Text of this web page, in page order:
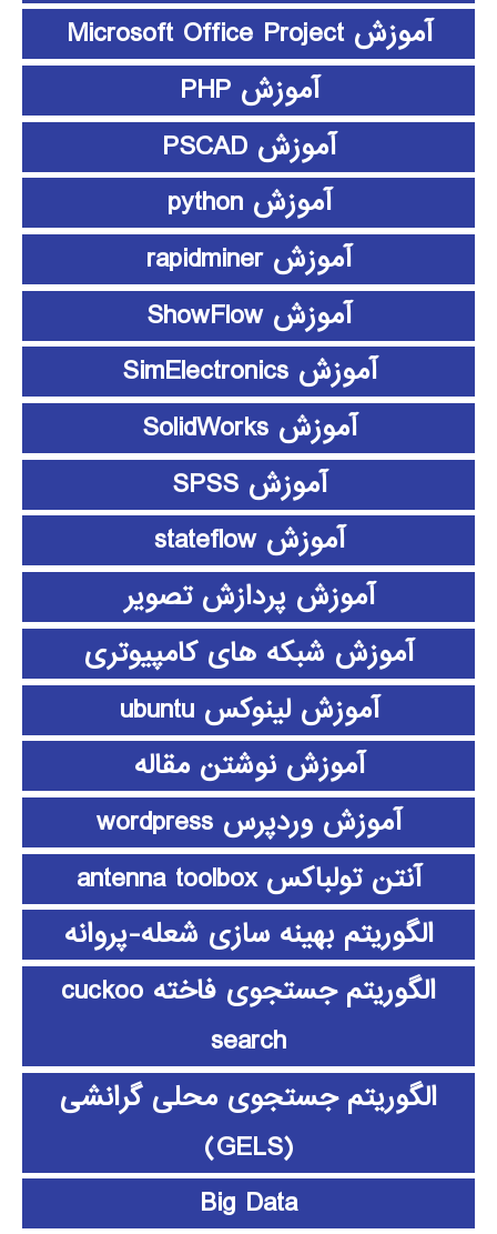
آموزش Microsoft Office Project
آموزش PHP
آموزش PSCAD
آموزش python
آموزش rapidminer
آموزش ShowFlow
آموزش SimElectronics
آموزش SolidWorks
آموزش SPSS
آموزش stateflow
آموزش پردازش تصویر
آموزش شبکه های کامپیوتری
آموزش لینوکس ubuntu
آموزش نوشتن مقاله
آموزش وردپرس wordpress
آنتن تولباکس antenna toolbox
الگوریتم بهینه سازی شعله-پروانه
الگوریتم جستجوی فاخته cuckoo
search
الگوریتم جستجوی محلی گرانشی
(GELS)
Big Data